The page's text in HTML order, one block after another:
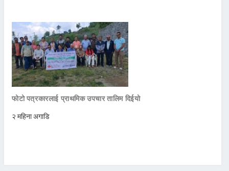
फोटो पत्रकारलाई प्राथमिक उपचार तालिम दिईयो
२ महिना अगाडि